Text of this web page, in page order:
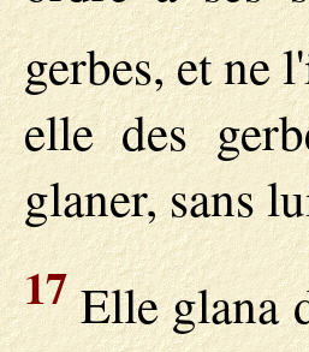
gerbes, et ne
elle des
glaner, sans
17Elle glana